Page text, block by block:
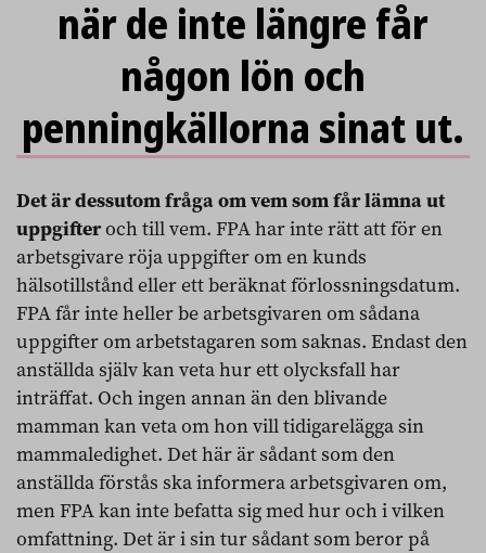
när de inte längre får
någon lön och
penningkällorna sinat ut.
Det är dessutom fråga om vem som får lämna ut
uppgifteroch till vem. FPA har inte rätt att för en
arbetsgivare röja uppgifter om en kunds
hälsotillstånd eller ett beräknat förlossningsdatum.
FPA får inte heller be arbetsgivaren om sådana
uppgifter om arbetstagaren som saknas. Endast den
anställda själv kan veta hur ett olycksfall har
inträffat. Och ingen annan än den blivande
mamman kan veta om hon vill tidigarelägga sin
mammaledighet. Det här är sådant som den
anställda förstås ska informera arbetsgivaren om,
men FPA kan inte befatta sig med hur och i vilken
omfattning. Det är i sin tur sådant som beror på